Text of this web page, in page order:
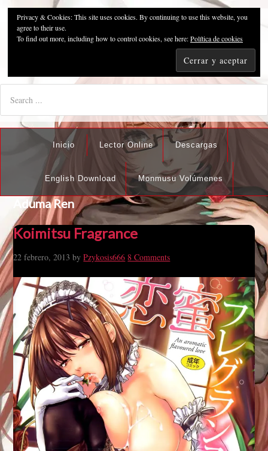
Pzykosis666HFansub
"I'm the best there is at what I do, but what I do best isn't very
Inicio Lector Online Descargas
English Download Monmusu Volúmenes
Aduma Ren
Koimitsu Fragrance
22 febrero, 2013 byPzykosis666 8 Comments
Privacy & Cookies: This site uses cookies. By continuing to use this website, you
agree to their use.
To find out more, including how to control cookies, see here:Política de cookies